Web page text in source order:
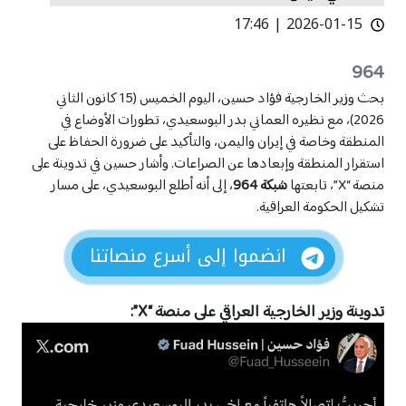
بابل
بغداد
دهوك
ديالى
الديوانية
ذي قار
السليمانية
صلاح الدين
كربلاء
كركوك
المثنى
ميسان
تقارير
أفلام
كوردى
English
الاشعارات
بابل
بغداد
دهوك
ديالى
الديوانية
ذي قار
السليمانية
صلاح الدين
كربلاء
كركوك
المثنى
ميسان
تقارير
أفلام
كوردى
English
الاشعارات
2026-01-15 | 17:46
964
بحث وزير الخارجية فؤاد حسين، اليوم الخميس (15 كانون الثاني
2026)، مع نظيره العماني بدر البوسعيدي، تطورات الأوضاع في
المنطقة وخاصة في إيران واليمن، والتأكيد على ضرورة الحفاظ على
استقرار المنطقة وإبعادها عن الصراعات. وأشار حسين في تدوينة على
منصة “X”، تابعتها
شبكة 964
، إلى أنه أطلع البوسعيدي، على مسار
تشكيل الحكومة العراقية.
انضموا إلى أسرع منصاتنا
تدوينة وزير الخارجية العراقي على منصة “X”: